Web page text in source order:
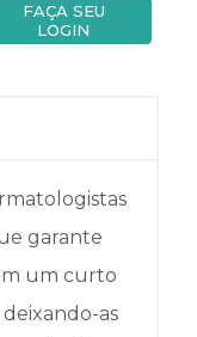
FAÇA SEU
LOGIN
garante
um curto
as